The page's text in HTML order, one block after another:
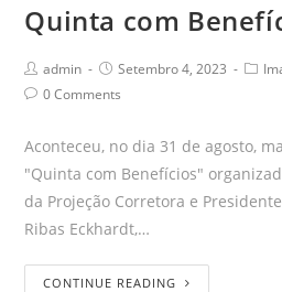
Quinta com
admin Setembro 4, 2023
0 Comments
Aconteceu, no dia 31 de agosto,
"Quinta com Benefícios"
da Projeção Corretora e
Ribas Eckhardt,…
CONTINUE READING